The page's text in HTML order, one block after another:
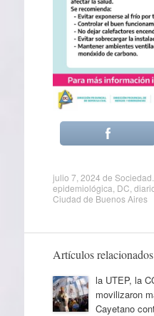
julio 7, 2024 de Sociedad
epidemiológica DC
Ciudad de Buenos Aires
Artículos relacionados
la UTEP, la
movilizaron
Cayetano